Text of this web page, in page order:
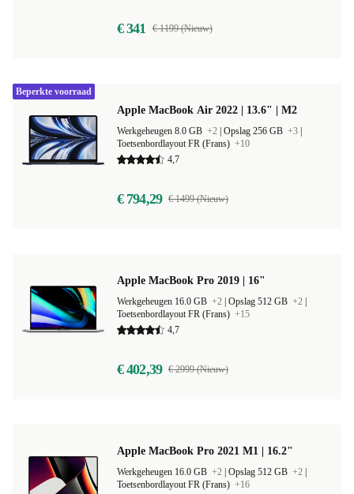
€ 341 € 1199 (Nieuw)
Apple MacBook Air 2022 | 13.6" | M2
Werkgeheugen 8.0 GB +2 Opslag 256 GB +3
Toetsenbordlayout FR (Frans) +10
4,7
€ 794,29 € 1499 (Nieuw)
Beperkte voorraad
Apple MacBook Pro 2019 | 16"
Werkgeheugen 16.0 GB +2 Opslag 512 GB +2
Toetsenbordlayout FR (Frans) +15
4,7
€ 402,39 € 2999 (Nieuw)
Apple MacBook Pro 2021 M1 | 16.2"
Werkgeheugen 16.0 GB +2 Opslag 512 GB +2
Toetsenbordlayout FR (Frans) +16